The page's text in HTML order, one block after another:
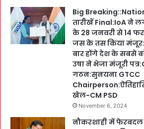
Big
तारीखें Final:IoA ने
के 28 जनवरी से 14
जस के तस किया
बार होंगे देश के सबसे
उषा ने भेजा मंजूरी
गठन:सुनयना GTCC
खेल-CM PSD
November 6, 2024
नौकरशाही में